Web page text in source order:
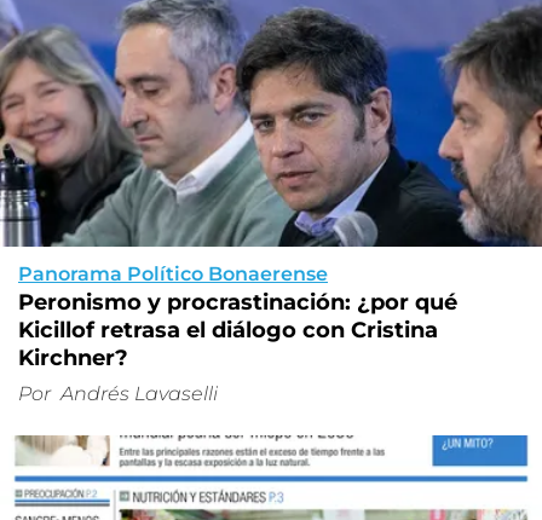
Panorama Político Bonaerense
Peronismo y procrastinación: ¿por qué
Kicillof retrasa el diálogo con Cristina
Kirchner?
Por Andrés Lavaselli